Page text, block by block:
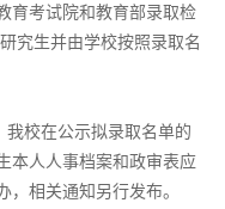
育考试院和教育部录取检
究生并由学校按照录取名
我校在公示拟录取名单的
本人人事档案和政审表应
相关通知另行发布。